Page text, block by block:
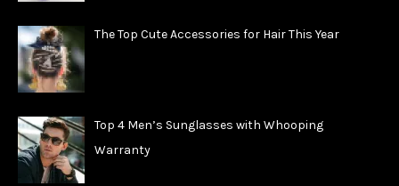
The Top Cute Accessories for Hair This Year
Top 4 Men’s Sunglasses with Whooping
Warranty